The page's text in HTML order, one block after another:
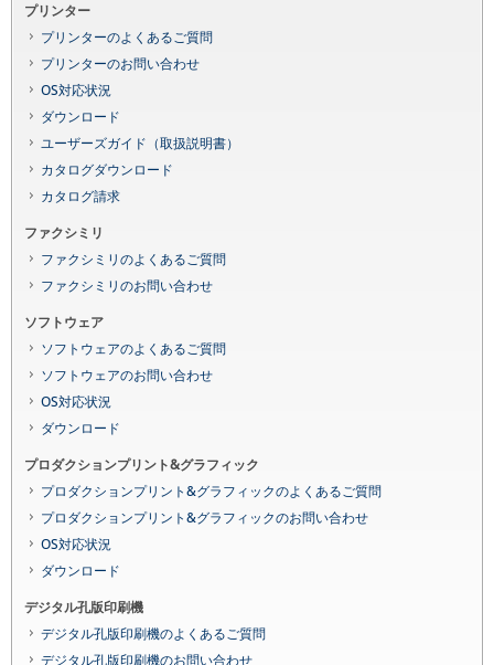
プリンター
プリンターのよくあるご質問
プリンターのお問い合わせ
OS対応状況
ダウンロード
ユーザーズガイド（取扱説明書）
カタログダウンロード
カタログ請求
ファクシミリ
ファクシミリのよくあるご質問
ファクシミリのお問い合わせ
ソフトウェア
ソフトウェアのよくあるご質問
ソフトウェアのお問い合わせ
OS対応状況
ダウンロード
プロダクションプリント&グラフィック
プロダクションプリント&グラフィックのよくあるご質問
プロダクションプリント&グラフィックのお問い合わせ
OS対応状況
ダウンロード
デジタル孔版印刷機
デジタル孔版印刷機のよくあるご質問
デジタル孔版印刷機のお問い合わせ